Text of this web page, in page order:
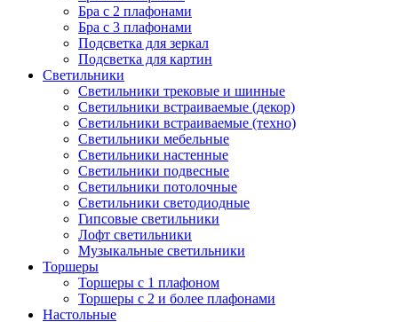
Бра с 2 плафонами
Бра с 3 плафонами
Подсветка для зеркал
Подсветка для картин
Светильники
Светильники трековые и шинные
Светильники встраиваемые (декор)
Светильники встраиваемые (техно)
Светильники мебельные
Светильники настенные
Светильники подвесные
Светильники потолочные
Светильники светодиодные
Гипсовые светильники
Лофт светильники
Музыкальные светильники
Торшеры
Торшеры с 1 плафоном
Торшеры с 2 и более плафонами
Настольные